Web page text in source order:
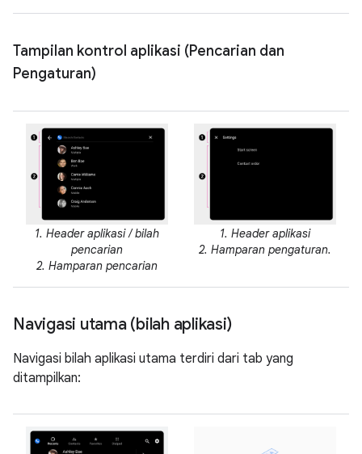
Tampilan kontrol aplikasi (Pencarian dan
Pengaturan)
1. Header aplikasi / bilah
pencarian
2. Hamparan pencarian
1. Header aplikasi
2. Hamparan pengaturan.
Navigasi utama (bilah aplikasi)
Navigasi bilah aplikasi utama terdiri dari tab yang
ditampilkan: